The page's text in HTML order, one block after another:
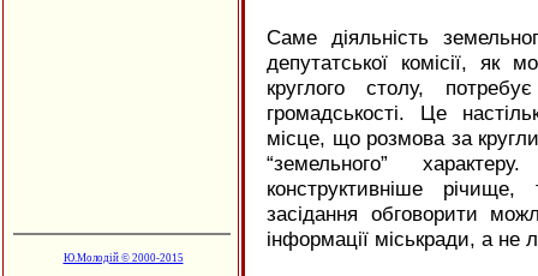
Ю.Молодій © 2000-2015
Саме діяльність
депутатської комісії, як
круглого столу,
громадськості. Це
місце, що розмова за
“земельного”
конструктивніше
засідання обговорити
інформації міськради, а не